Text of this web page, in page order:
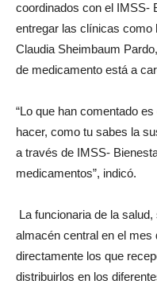
coordinados con el IMSS-
entregar las clínicas como
Claudia Sheimbaum
de medicamento está a
“Lo que han comentado
hacer, como tu sabes la
a través de IMSS-
medicamentos”, indicó.
La funcionaria de la
almacén central en el mes
directamente los que
distribuirlos en los